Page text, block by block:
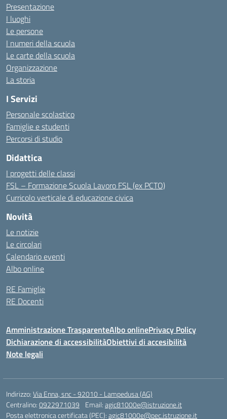
Presentazione
I luoghi
Le persone
I numeri della scuola
Le carte della scuola
Organizzazione
La storia
I Servizi
Personale scolastico
Famiglie e studenti
Percorsi di studio
Didattica
I progetti delle classi
FSL – Formazione Scuola Lavoro FSL (ex PCTO)
Curricolo verticale di educazione civica
Novità
Le notizie
Le circolari
Calendario eventi
Albo online
RE Famiglie
RE Docenti
Amministrazione TrasparenteAlbo onlinePrivacy Policy
Dichiarazione di accessibilitàObiettivi di accesibilità
Note legali
Indirizzo:Via Enna, snc - 92010 - Lampedusa (AG)
Centralino:0922971039 Email:agic81000e@istruzione.it
Posta elettronica certificata (PEC):agic81000e@pec.istruzione.it